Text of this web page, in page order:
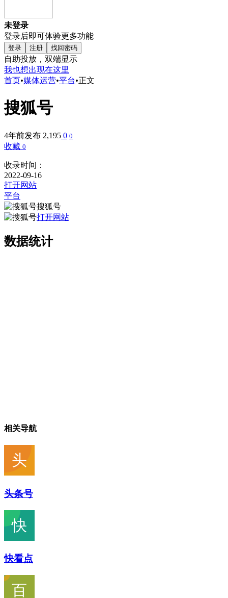
未登录
登录后即可体验更多功能
登录 注册 找回密码
自助投放，双端显示
我也想出现在这里
首页•媒体运营•平台•正文
搜狐号
4年前发布 2,195 0 0
收藏 0
收录时间：
2022-09-16
打开网站
平台
搜狐号
打开网站
数据统计
相关导航
头条号
快看点